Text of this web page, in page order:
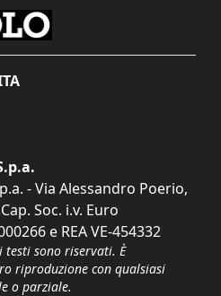
- Via Alessandro Poerio,
Soc. i.v. Euro
e REA VE-454332
sono riservati. È
riproduzione con qualsiasi
o parziale.